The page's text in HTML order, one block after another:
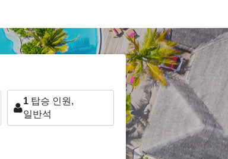
1 탑승 인원,
일반석